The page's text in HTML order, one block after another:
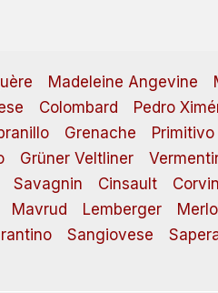
Madeleine Angevine
Colombard Pedro
Grenache Primitivo
Grüner Veltliner
Savagnin Cinsault
Mavrud Lemberger
Sangiovese